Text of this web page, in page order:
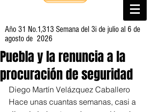
Año 31 No.1,313 Semana del 3i de julio al 6 de
agosto de 2026
Puebla y la renuncia a la
procuración de seguridad
Diego Martín Velázquez Caballero
Hace unas cuantas semanas, casi a